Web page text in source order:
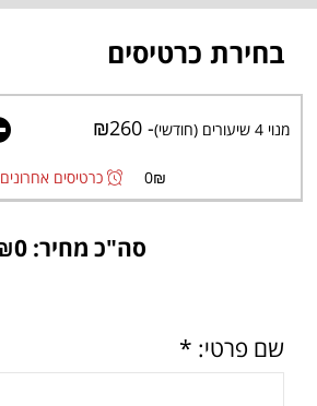
בחירת כרטיסים
מנוי 4 שיעורים (חודשי) - ₪260
₪
0 כרטיסים אחרונים
סה"כ מחיר: ₪0
שם פרטי: *